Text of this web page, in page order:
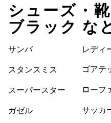
シューズ・
ブラック な
サンバ
スタンスミス
スーパースター
ガゼル
レディ
ゴアテ
ローフ
サッカ